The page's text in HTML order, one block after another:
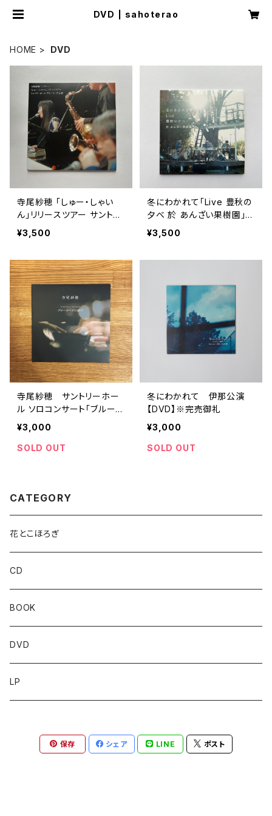
DVD | sahoterao
HOME DVD
寺尾紗穂 「しゅー・しゃい
ん」リリースツアー サントリ
ーホール ブルーローズ公演
【DVD】
¥3,500
冬にわかれて「Live 豊秋の
夕べ 於 あんざい果樹園」
【DVD】
¥3,500
寺尾紗穂 サントリーホー
ル ソロコンサート「ブルーロ
ーズの庭で」【DVD】※完売
御礼
¥3,000
SOLD OUT
冬にわかれて 伊那公演
【DVD】※完売御礼
¥3,000
SOLD OUT
CATEGORY
花とこほろぎ
CD
BOOK
DVD
LP
保存 シェア LINE ポスト